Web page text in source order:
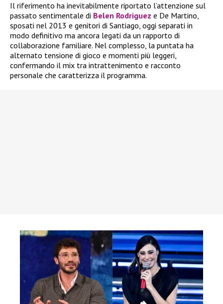
Il riferimento ha inevitabilmente riportato l’attenzione sul
passato sentimentale di Belen Rodriguez e De Martino,
sposati nel 2013 e genitori di Santiago, oggi separati in
modo definitivo ma ancora legati da un rapporto di
collaborazione familiare. Nel complesso, la puntata ha
alternato tensione di gioco e momenti più leggeri,
confermando il mix tra intrattenimento e racconto
personale che caratterizza il programma.